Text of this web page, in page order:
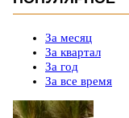
За месяц
За квартал
За год
За все время